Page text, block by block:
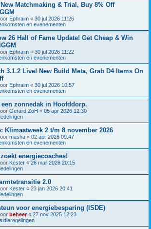
Matchmaking & Trial, Buy 8% Off
Ephraim « 30 jul 2026 11:26
en evenementen
26 Hall of Fame Update! Get Cheap & Win
Ephraim « 30 jul 2026 11:22
en evenementen
3.1.2 Live! New Build Meta, Grab D4 Items On
Ephraim « 30 jul 2026 10:57
en evenementen
een zonnedak in Hoofddorp.
Gerard ZoH « 05 apr 2026 12:30
Klimaatweek 2 t/m 8 november 2026
masha « 02 apr 2026 09:47
en evenementen
energiecoaches!
Kester « 26 mar 2026 20:15
2.0
Kester « 23 jan 2026 20:41
voor energiebesparing (ISDE)
beheer« 27 nov 2025 12:23